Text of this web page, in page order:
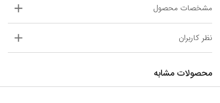
مشخصات محصول
نظر کاربران
محصولات مشابه